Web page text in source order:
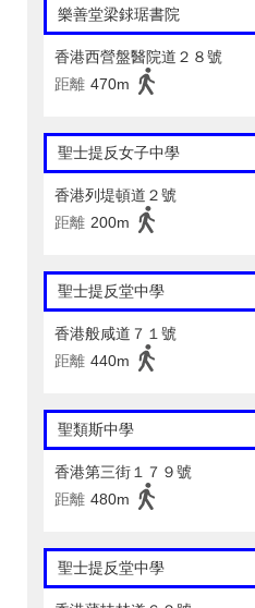
樂善堂梁銶琚書院
香港西營盤醫院道２８號
距離 470m
聖士提反女子中學
香港列堤頓道２號
距離 200m
聖士提反堂中學
香港般咸道７１號
距離 440m
聖類斯中學
香港第三街１７９號
距離 480m
聖士提反堂中學